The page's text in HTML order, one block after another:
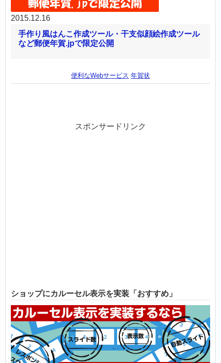
2015.12.16
手作り風はんこ作成ツール・干支似顔絵作成ツール
など郵便年賀.jpで限定公開
便利なWebサービス 年賀状
スポンサードリンク
ショップにカルーセル表示を実装「おすすめ」